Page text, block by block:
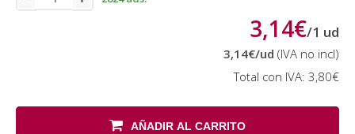
3,14€/1 ud
3,14€/ud (IVA no incl)
Total con IVA: 3,80€
AÑADIR AL CARRITO